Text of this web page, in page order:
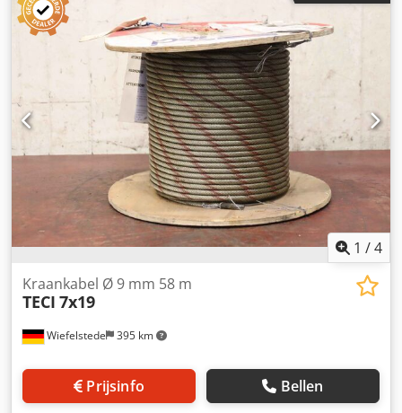
1 /4
Wiefelstede 395 km
Kraankabel Ø 9 mm 58 m
TECI 7x19
Prijsinfo Bellen